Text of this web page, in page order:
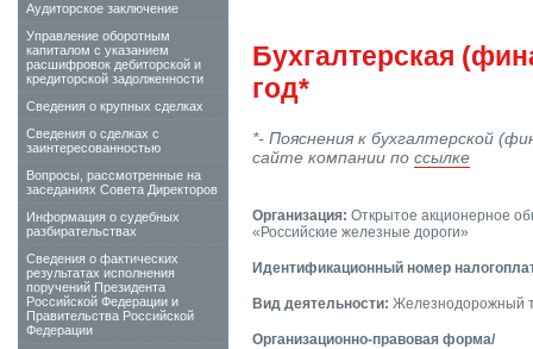
Аудиторское заключение
Управление оборотным
капиталом с указанием
расшифровок дебиторской и
кредиторской задолженности
Сведения о крупных сделках
Сведения о сделках c
заинтересованностью
Вопросы, рассмотренные на
заседаниях Совета Директоров
Информация о судебных
разбирательствах
Сведения о фактических
результатах исполнения
поручений Президента
Российской Федерации и
Правительства Российской
Федерации
Бухгалтерская
год*
*- Пояснения к бухгалтерской
сайте компании по ссылке
Организация: Открытое акционерное
«Российские железные дороги»
Идентификационный номер
Вид деятельности: Железнодорожный
Организационно-правовая форма/